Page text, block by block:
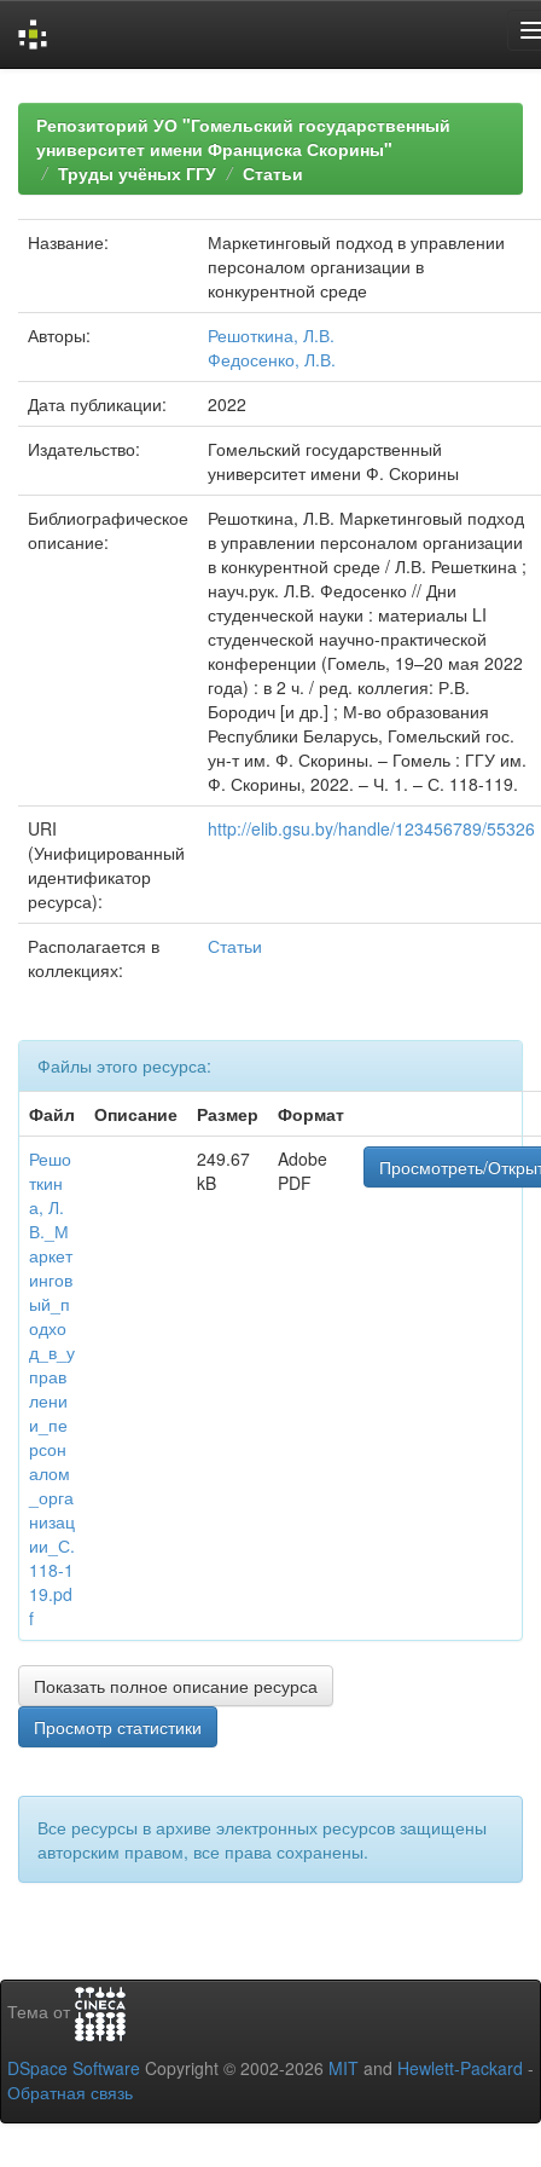
navigationРепозиторий УО "Гомельский государственный
университет имени Франциска Скорины"
Труды учёных ГГУ
Статьи
Название:
Маркетинговый подход в управлении
персоналом организации в
конкурентной среде
Авторы:
Решоткина, Л.В.
Федосенко, Л.В.
Дата публикации:
2022
Издательство:
Гомельский государственный
университет имени Ф. Скорины
Библиографическое
описание:
Решоткина, Л.В. Маркетинговый подход
в управлении персоналом организации
в конкурентной среде / Л.В. Решеткина ;
науч.рук. Л.В. Федосенко // Дни
студенческой науки : материалы LI
студенческой научно-практической
конференции (Гомель, 19–20 мая 2022
года) : в 2 ч. / ред. коллегия: Р.В.
Бородич [и др.] ; М-во образования
Республики Беларусь, Гомельский гос.
ун-т им. Ф. Скорины. – Гомель : ГГУ им.
Ф. Скорины, 2022. – Ч. 1. – С. 118-119.
URI
(Унифицированный
идентификатор
ресурса):
http://elib.gsu.by/handle/123456789/55326
Располагается в
коллекциях:
Статьи
Файлы этого ресурса:
Файл
Описание Размер
Формат
Решо
ткин
а, Л.
В._М
аркет
ингов
ый_п
одхо
д_в_у
прав
лени
и_пе
рсон
алом
_орга
низац
ии_С.
118-1
19.pd
f
249.67
kB
Adobe
PDF
Просмотреть/
Показать полное описание ресурса
Просмотр статистики
Все ресурсы в архиве электронных ресурсов защищены
авторским правом, все права сохранены.
Тема от
DSpace Software Copyright © 2002-2026 MIT and Hewlett-Packard -
Обратная связь